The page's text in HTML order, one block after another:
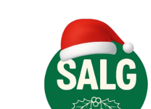
Hopp til
produktinformasjon